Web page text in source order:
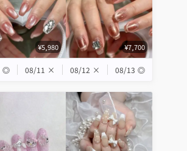
¥5,980 ¥7,700
◎ 08/11 × 08/12 × 08/13 ◎